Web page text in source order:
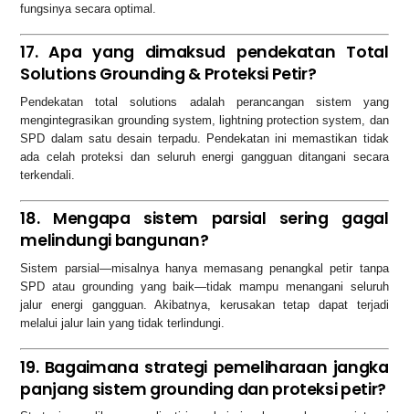
fungsinya secara optimal.
17. Apa yang dimaksud pendekatan Total
Solutions Grounding & Proteksi Petir?
Pendekatan total solutions adalah perancangan sistem yang
mengintegrasikan grounding system, lightning protection system, dan
SPD dalam satu desain terpadu. Pendekatan ini memastikan tidak
ada celah proteksi dan seluruh energi gangguan ditangani secara
terkendali.
18. Mengapa sistem parsial sering gagal
melindungi bangunan?
Sistem parsial—misalnya hanya memasang penangkal petir tanpa
SPD atau grounding yang baik—tidak mampu menangani seluruh
jalur energi gangguan. Akibatnya, kerusakan tetap dapat terjadi
melalui jalur lain yang tidak terlindungi.
19. Bagaimana strategi pemeliharaan jangka
panjang sistem grounding dan proteksi petir?